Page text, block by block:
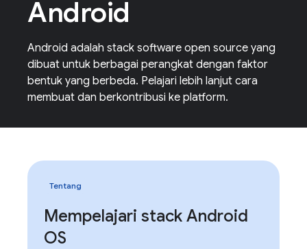
Android
Android adalah stack software open source yang
dibuat untuk berbagai perangkat dengan faktor
bentuk yang berbeda. Pelajari lebih lanjut cara
membuat dan berkontribusi ke platform.
Tentang
Mempelajari stack Android
OS